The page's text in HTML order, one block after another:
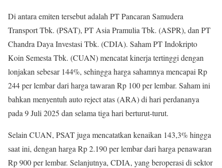
Di antara emiten tersebut adalah PT Pancaran Samudera
Transport Tbk. (PSAT), PT Asia Pramulia Tbk. (ASPR), dan PT
Chandra Daya Investasi Tbk. (CDIA). Saham PT Indokripto
Koin Semesta Tbk. (CUAN) mencatat kinerja tertinggi dengan
lonjakan sebesar 144%, sehingga harga sahamnya mencapai Rp
244 per lembar dari harga tawaran Rp 100 per lembar. Saham ini
bahkan menyentuh auto reject atas (ARA) di hari perdananya
pada 9 Juli 2025 dan selama tiga hari berturut-turut.
Selain CUAN, PSAT juga mencatatkan kenaikan 143,3% hingga
saat ini, dengan harga Rp 2.190 per lembar dari harga penawaran
Rp 900 per lembar. Selanjutnya, CDIA, yang beroperasi di sektor